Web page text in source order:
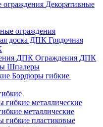
Декоративные
ограждения
Грядочная
Ограждения ДПК
Шпалеры
Бордюры гибкие
металлические